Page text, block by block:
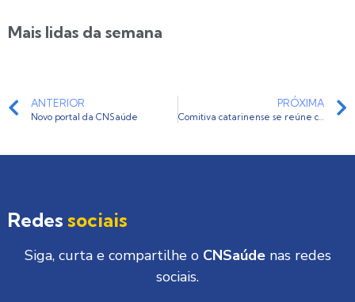
Mais lidas da semana
ANTERIOR
Novo portal da CNSaúde
PRÓXIMA
Comitiva catarinense se reúne com ministro da saúde em Brasília
Redes sociais
Siga, curta e compartilhe o CNSaúdenas redes
sociais.